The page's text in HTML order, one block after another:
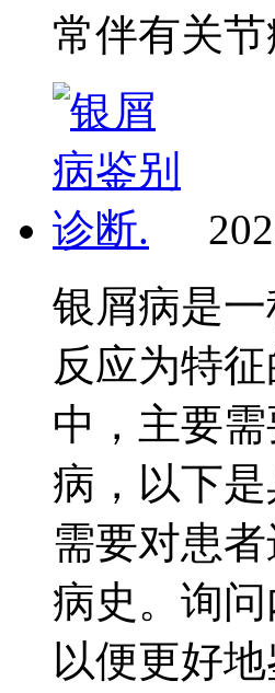
常伴有关节
银屑病是
反应为特
中，主要
病，以下
需要对患
病史。询
以便更好